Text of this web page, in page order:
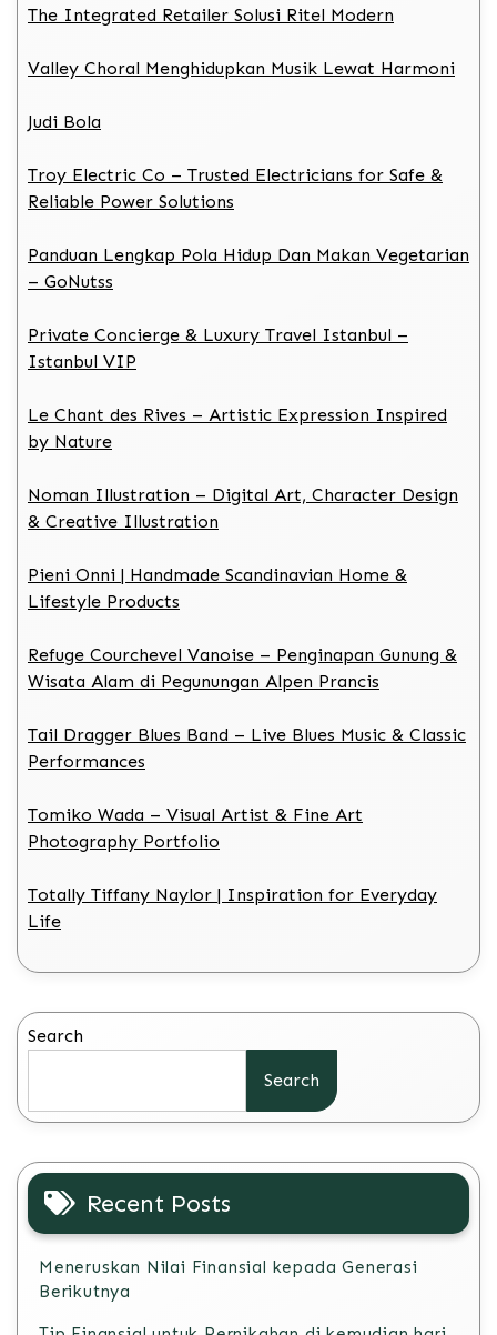
The Integrated Retailer Solusi Ritel Modern
Valley Choral Menghidupkan Musik Lewat Harmoni
Judi Bola
Troy Electric Co – Trusted Electricians for Safe &
Reliable Power Solutions
Panduan Lengkap Pola Hidup Dan Makan Vegetarian
– GoNutss
Private Concierge & Luxury Travel Istanbul –
Istanbul VIP
Le Chant des Rives – Artistic Expression Inspired
by Nature
Noman Illustration – Digital Art, Character Design
& Creative Illustration
Pieni Onni | Handmade Scandinavian Home &
Lifestyle Products
Refuge Courchevel Vanoise – Penginapan Gunung &
Wisata Alam di Pegunungan Alpen Prancis
Tail Dragger Blues Band – Live Blues Music & Classic
Performances
Tomiko Wada – Visual Artist & Fine Art
Photography Portfolio
Totally Tiffany Naylor | Inspiration for Everyday
Life
Search
Search
Recent Posts
Meneruskan Nilai Finansial kepada Generasi
Berikutnya